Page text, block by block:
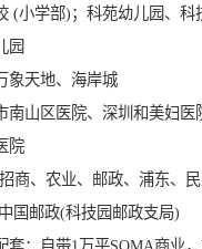
(小学部)；科苑幼儿园、科
园
象天地、海岸城
南山区医院、深圳和美妇医
院
商、农业、邮政、浦东、
国邮政(科技园邮政支局)